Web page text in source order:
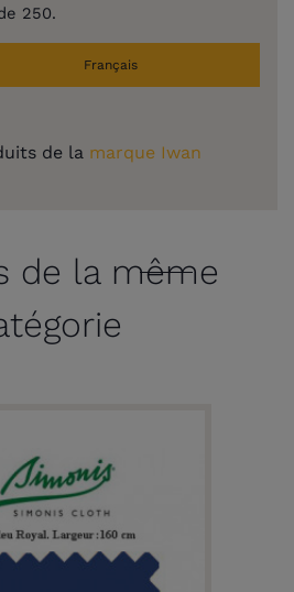
250.
Français
de la marque Iwan
de la même